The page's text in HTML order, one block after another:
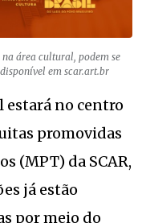
área cultural, podem se
em scar.art.br
estará no centro
promovidas
(MPT) da SCAR,
já estão
por meio do